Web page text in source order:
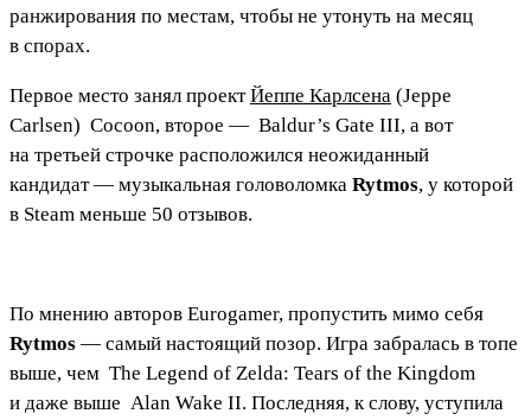
ранжирования по местам, чтобы не утонуть на месяц
в спорах.
Первое место занял проектЙеппе Карлсена (Jeppe
Carlsen) Cocoon, второе — Baldur’s Gate III, а вот
на третьей строчке расположился неожиданный
кандидат — музыкальная головоломка Rytmos, у которой
в Steam меньше 50 отзывов.
По мнению авторов Eurogamer, пропустить мимо себя
Rytmos — самый настоящий позор. Игра забралась в топе
выше, чем The Legend of Zelda: Tears of the Kingdom
и даже выше Alan Wake II. Последняя, к слову, уступила